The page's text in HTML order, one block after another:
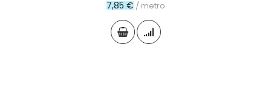
7,85 € / metro